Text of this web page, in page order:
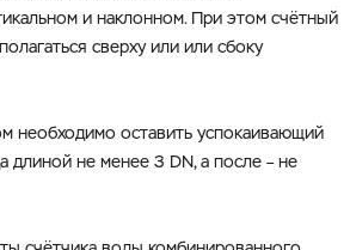
и наклонном. При этом счётный
сверху или или сбоку
необходимо оставить успокаивающий
длиной не менее 3 DN, а после – не